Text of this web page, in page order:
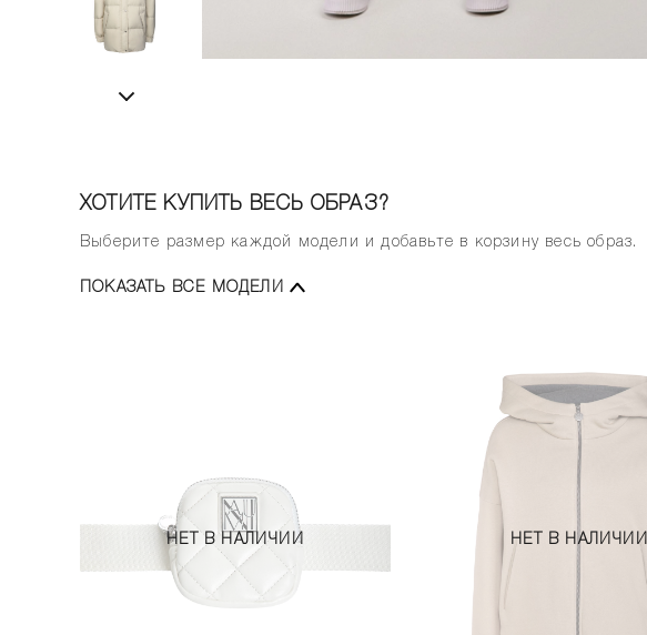
ХОТИТЕ КУПИТЬ ВЕСЬ ОБРАЗ?
Выберите размер каждой модели и добавьте в корзину весь образ.
ПОКАЗАТЬ ВСЕ МОДЕЛИ
НЕТ В НАЛИЧИИ НЕТ В НАЛИЧИИ